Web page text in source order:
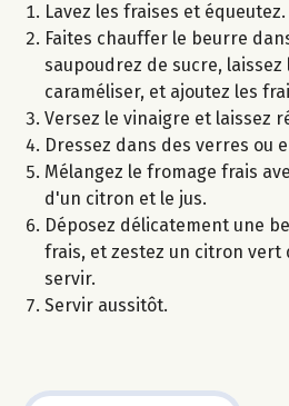
Lavez les fraises et équeutez.
Faites chauffer le beurre
saupoudrez de sucre,
caraméliser, et ajoutez les
Versez le vinaigre et laissez
Dressez dans des verres ou
Mélangez le fromage frais
d'un citron et le jus.
Déposez délicatement une
frais, et zestez un citron vert
servir.
Servir aussitôt.